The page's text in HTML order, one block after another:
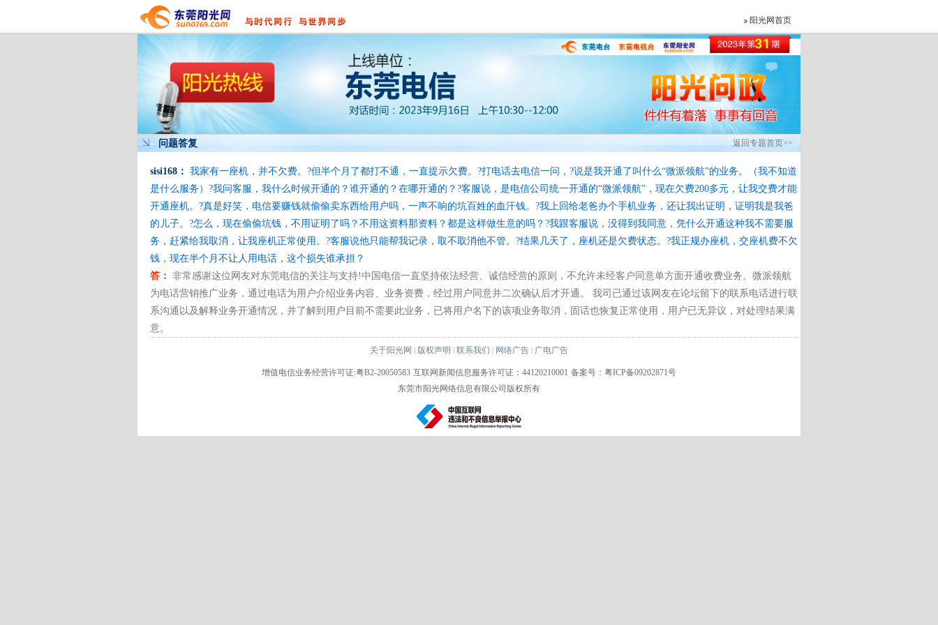
阳光网首页
问题答复 返回专题首页>>
sisi168： 我家有一座机，并不欠费。?但半个月了都打不通，一直提示欠费。?打电话去电信一问，?说是我开通了叫什么“微派领航”的业务。（我不知道
是什么服务）?我问客服，我什么时候开通的？谁开通的？在哪开通的？?客服说，是电信公司统一开通的“微派领航”，现在欠费200多元，让我交费才能
开通座机。?真是好笑，电信要赚钱就偷偷卖东西给用户吗，一声不响的坑百姓的血汗钱。?我上回给老爸办个手机业务，还让我出证明，证明我是我爸
的儿子。?怎么，现在偷偷坑钱，不用证明了吗？不用这资料那资料？都是这样做生意的吗？?我跟客服说，没得到我同意，凭什么开通这种我不需要服
务，赶紧给我取消，让我座机正常使用。?客服说他只能帮我记录，取不取消他不管。?结果几天了，座机还是欠费状态。?我正规办座机，交座机费不欠
钱，现在半个月不让人用电话，这个损失谁承担？
答： 非常感谢这位网友对东莞电信的关注与支持!中国电信一直坚持依法经营、诚信经营的原则，不允许未经客户同意单方面开通收费业务。微派领航
为电话营销推广业务，通过电话为用户介绍业务内容、业务资费，经过用户同意并二次确认后才开通。 我司已通过该网友在论坛留下的联系电话进行联
系沟通以及解释业务开通情况，并了解到用户目前不需要此业务，已将用户名下的该项业务取消，固话也恢复正常使用，用户已无异议，对处理结果满
意。
关于阳光网 | 版权声明 | 联系我们 | 网络广告 | 广电广告
增值电信业务经营许可证:粤B2-20050583 互联网新闻信息服务许可证：44120210001 备案号：粤ICP备09202871号
东莞市阳光网络信息有限公司版权所有